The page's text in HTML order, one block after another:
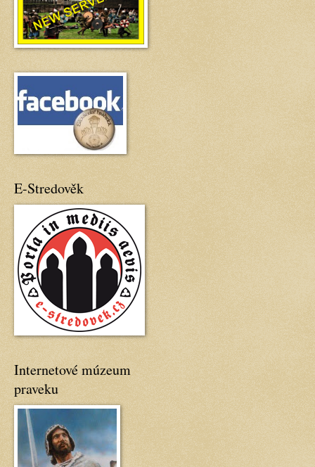
E-Stredověk
Internetové múzeum
praveku